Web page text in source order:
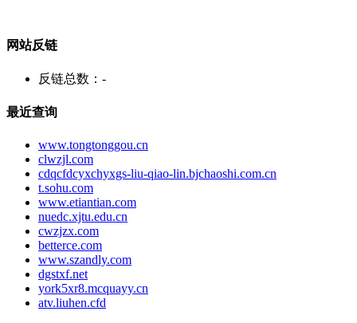
网站反链
反链总数： -
最近查询
www.tongtonggou.cn
clwzjl.com
cdqcfdcyxchyxgs-liu-qiao-lin.bjchaoshi.com.cn
t.sohu.com
www.etiantian.com
nuedc.xjtu.edu.cn
cwzjzx.com
betterce.com
www.szandly.com
dgstxf.net
york5xr8.mcquayy.cn
atv.liuhen.cfd